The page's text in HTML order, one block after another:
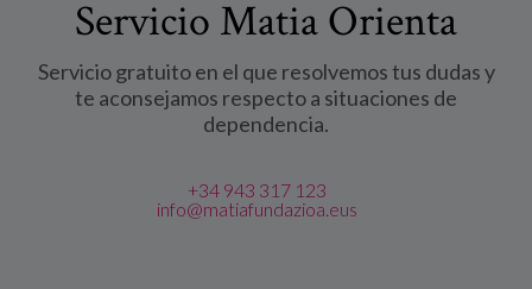
Servicio Matia Orienta
Servicio gratuito en el que resolvemos tus dudas y
te aconsejamos respecto a situaciones de
dependencia.
+34 943 317 123
info@matiafundazioa.eus